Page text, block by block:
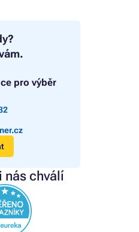
pro výběr
nás chválí